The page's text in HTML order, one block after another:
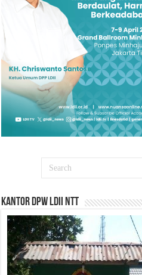
Kantor DPW LDII NTT